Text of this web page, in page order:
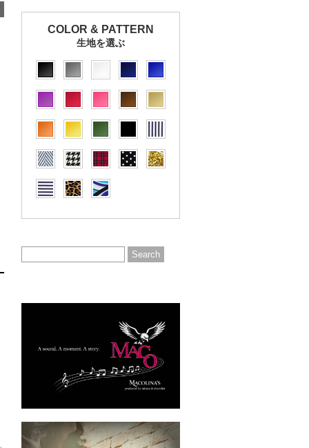
COLOR & PATTERN
生地を選ぶ